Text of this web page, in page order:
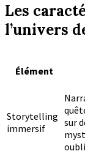
Les
l’univers
Élément
Storytelling
immersif
sur